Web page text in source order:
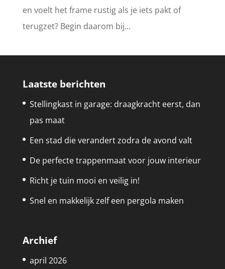
en voelt het frame rustig als je iets pakt of
terugzet? Begin daarom bij...
Laatste berichten
Stellingkast in garage: draagkracht eerst, dan
pas maat
Een stad die verandert zodra de avond valt
De perfecte trappenmaat voor jouw interieur
Richt je tuin mooi en veilig in!
Snel en makkelijk zelf een pergola maken
Archief
april 2026